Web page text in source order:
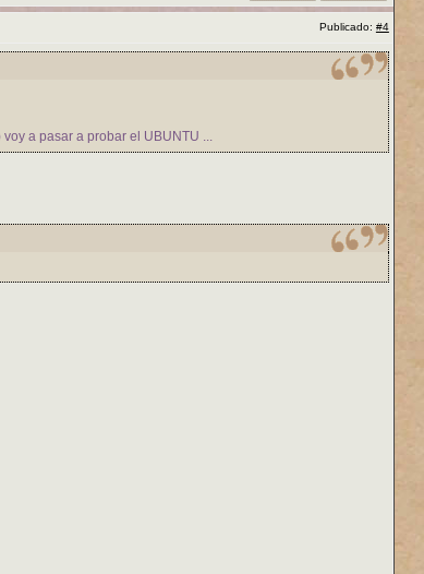
Publicado: #4
a pasar a probar el UBUNTU ...